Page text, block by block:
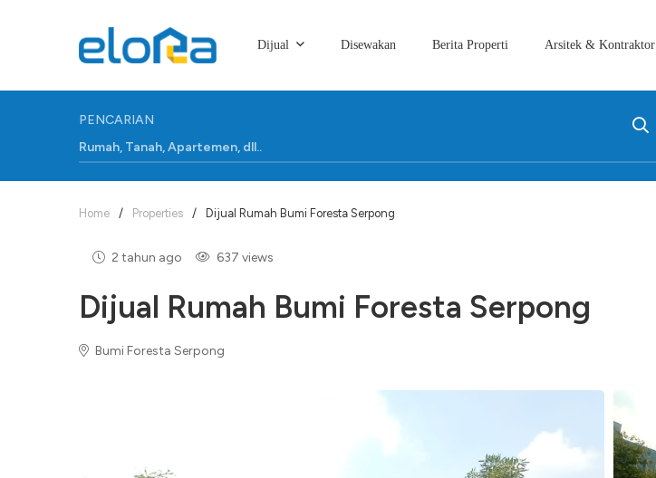
Dijual Disewakan Berita Properti Arsitek & Kontraktor
PENCARIAN
Home / Properties / Dijual Rumah Bumi Foresta Serpong
2 tahun ago 637 views
Dijual Rumah Bumi Foresta Serpong
Bumi Foresta Serpong